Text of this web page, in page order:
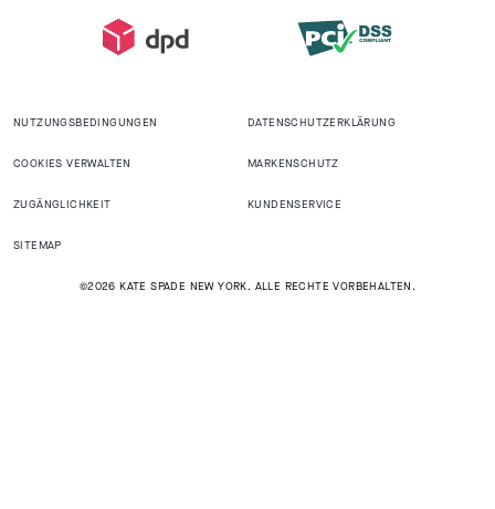
NUTZUNGSBEDINGUNGEN DATENSCHUTZERKLÄRUNG
COOKIES VERWALTEN MARKENSCHUTZ
ZUGÄNGLICHKEIT KUNDENSERVICE
SITEMAP
©2026 KATE SPADE NEW YORK. ALLE RECHTE VORBEHALTEN.